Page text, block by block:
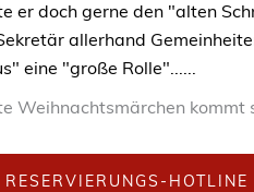
er doch gerne den "alten
allerhand
eine "große Rolle"......
Weihnachtsmärchen kommt
RESERVIERUNGS-HOTLINE